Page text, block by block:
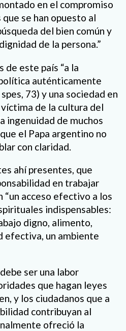
en el compromiso
se han opuesto al
del bien común y
de la persona.”
de este país “a la
auténticamente
73) y una sociedad en
de la cultura del
ingenuidad de muchos
el Papa argentino no
con claridad.
ahí presentes, que
en trabajar
“un acceso efectivo a los
indispensables:
digno, alimento,
efectiva, un ambiente
ser una labor
que hagan leyes
y los ciudadanos que a
contribuyan al
ofreció la